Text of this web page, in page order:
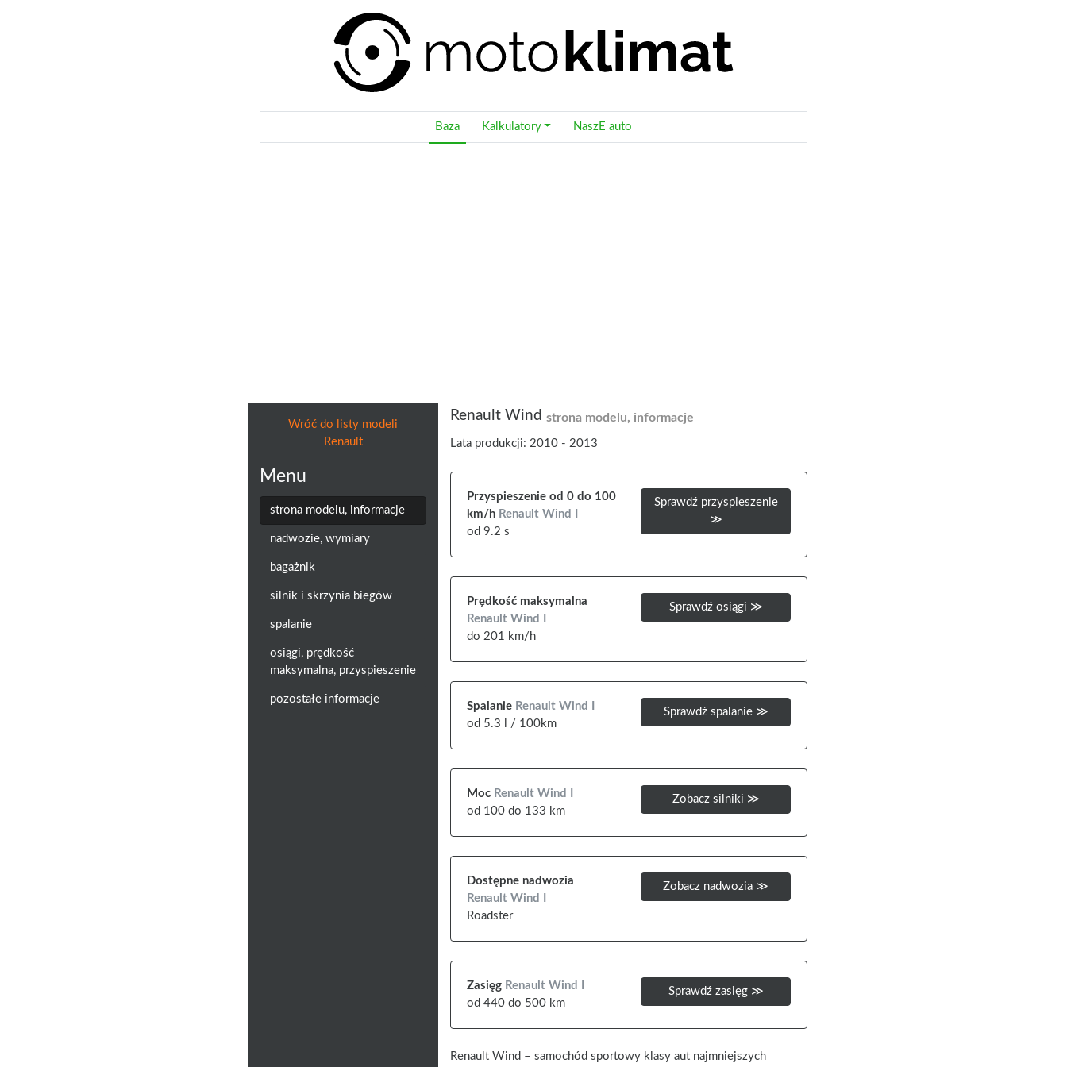
Baza Kalkulatory NaszE auto
Wróć do listy modeli
Renault
Menu
strona modelu, informacje
nadwozie, wymiary
bagażnik
silnik i skrzynia biegów
spalanie
osiągi, prędkość
maksymalna, przyspieszenie
pozostałe informacje
Renault Wind strona modelu, informacje
Lata produkcji: 2010 - 2013
Przyspieszenie od 0 do 100
km/h Renault Wind I
od 9.2 s
Sprawdź przyspieszenie
≫
Prędkość maksymalna
Renault Wind I
do 201 km/h
Sprawdź osiągi ≫
Spalanie Renault Wind I
od 5.3 l / 100km
Sprawdź spalanie ≫
Moc Renault Wind I
od 100 do 133 km
Zobacz silniki ≫
Dostępne nadwozia
Renault Wind I
Roadster
Zobacz nadwozia ≫
Zasięg Renault Wind I
od 440 do 500 km
Sprawdź zasięg ≫
Renault Wind – samochód sportowy klasy aut najmniejszych